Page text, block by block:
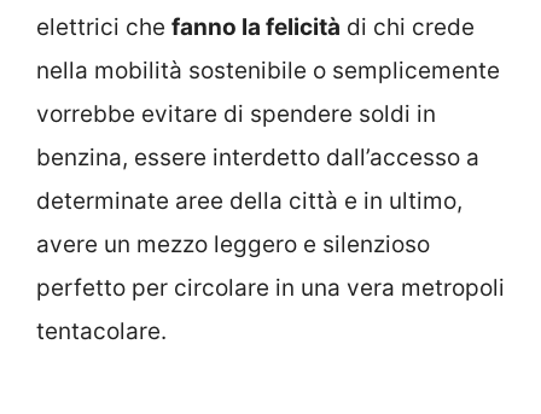
elettrici che fanno la felicità di chi crede
nella mobilità sostenibile o semplicemente
vorrebbe evitare di spendere soldi in
benzina, essere interdetto dall’accesso a
determinate aree della città e in ultimo,
avere un mezzo leggero e silenzioso
perfetto per circolare in una vera metropoli
tentacolare.